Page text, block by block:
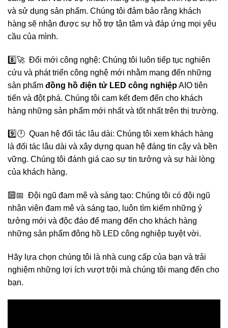
và sử dụng sản phẩm. Chúng tôi đảm bảo rằng khách
hàng sẽ nhận được sự hỗ trợ tận tâm và đáp ứng mọi yêu
cầu của mình.
8️⃣🚀 Đổi mới công nghệ: Chúng tôi luôn tiếp tục nghiên
cứu và phát triển công nghệ mới nhằm mang đến những
sản phẩm đồng hồ điện tử LED công nghiệpAIO tiên
tiến và đột phá. Chúng tôi cam kết đem đến cho khách
hàng những sản phẩm mới nhất và tốt nhất trên thị trường.
9️⃣🕛 Quan hệ đối tác lâu dài: Chúng tôi xem khách hàng
là đối tác lâu dài và xây dựng quan hệ đáng tin cậy và bền
vững. Chúng tôi đánh giá cao sự tin tưởng và sự hài lòng
của khách hàng.
🔟📅 Đội ngũ đam mê và sáng tạo: Chúng tôi có đội ngũ
nhân viên đam mê và sáng tạo, luôn tìm kiếm những ý
tưởng mới và độc đáo để mang đến cho khách hàng
những sản phẩm đông hồ LED công nghiệp tuyệt vời.
Hãy lựa chọn chúng tôi là nhà cung cấp của bạn và trải
nghiệm những lợi ích vượt trội mà chúng tôi mang đến cho
bạn.